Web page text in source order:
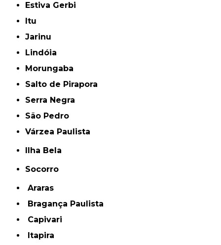
Estiva Gerbi
Itu
Jarinu
Lindóia
Morungaba
Salto de Pirapora
Serra Negra
São Pedro
Várzea Paulista
Ilha Bela
Socorro
Araras
Bragança Paulista
Capivari
Itapira